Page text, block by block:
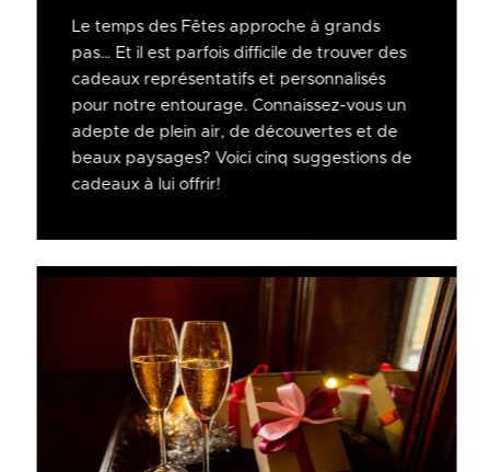
Le temps des Fêtes approche à grands
pas… Et il est parfois difficile de trouver des
cadeaux représentatifs et personnalisés
pour notre entourage. Connaissez-vous un
adepte de plein air, de découvertes et de
beaux paysages? Voici cinq suggestions de
cadeaux à lui offrir!